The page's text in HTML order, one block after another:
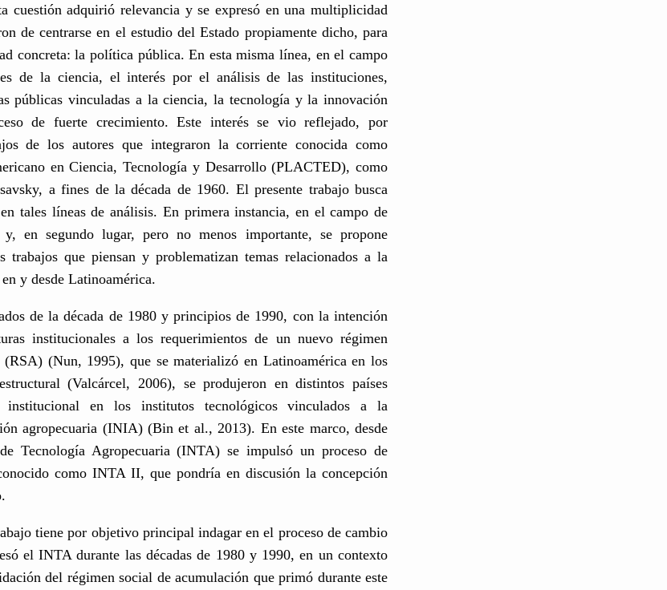
cuestión adquirió relevancia y se expresó en una multiplicidad
de centrarse en el estudio del Estado propiamente dicho, para
concreta: la política pública. En esta misma línea, en el campo
de la ciencia, el interés por el análisis de las instituciones,
públicas vinculadas a la ciencia, la tecnología y la innovación
de fuerte crecimiento. Este interés se vio reflejado, por
de los autores que integraron la corriente conocida como
en Ciencia, Tecnología y Desarrollo (PLACTED), como
a fines de la década de 1960. El presente trabajo busca
tales líneas de análisis. En primera instancia, en el campo de
en segundo lugar, pero no menos importante, se propone
trabajos que piensan y problematizan temas relacionados a la
y desde Latinoamérica.
de la década de 1980 y principios de 1990, con la intención
institucionales a los requerimientos de un nuevo régimen
(RSA) (Nun, 1995), que se materializó en Latinoamérica en los
(Valcárcel, 2006), se produjeron en distintos países
institucional en los institutos tecnológicos vinculados a la
agropecuaria (INIA) (Bin et al., 2013). En este marco, desde
Tecnología Agropecuaria (INTA) se impulsó un proceso de
como INTA II, que pondría en discusión la concepción
tiene por objetivo principal indagar en el proceso de cambio
el INTA durante las décadas de 1980 y 1990, en un contexto
del régimen social de acumulación que primó durante este